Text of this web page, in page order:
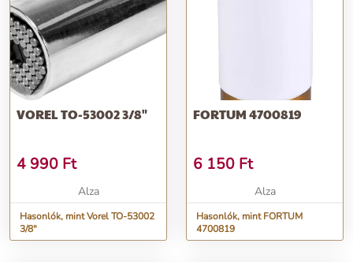
VOREL TO-53002 3/8"
4 990 Ft
Alza
Hasonlók, mint Vorel TO-53002
3/8"
FORTUM 4700819
6 150 Ft
Alza
Hasonlók, mint FORTUM
4700819